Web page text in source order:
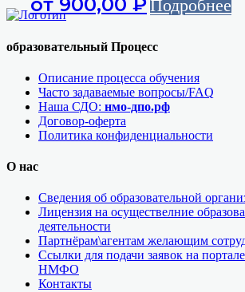
от 900,00 ₽Подробнее
образовательный Процесс
Описание процесса обучения
Часто задаваемые вопросы/FAQ
Наша СДО: нмо-дпо.рф
Договор-оферта
Политика конфиденциальности
О нас
Сведения об образовательной
Лицензия на осуществелние
деятельности
Партнёрам\агентам желающим
Ссылки для подачи заявок на
НМФО
Контакты